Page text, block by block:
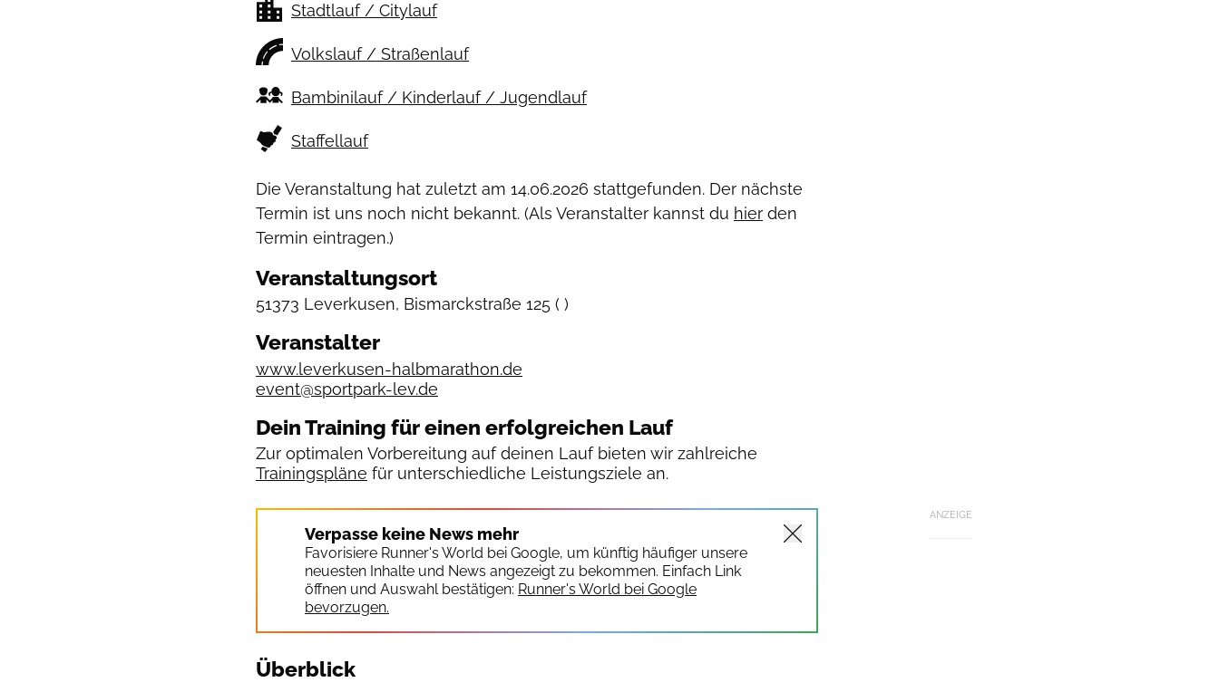
Stadtlauf / Citylauf
Volkslauf / Straßenlauf
Bambinilauf / Kinderlauf / Jugendlauf
Staffellauf
Die Veranstaltung hat zuletzt am 14.06.2026 stattgefunden. Der nächste
Termin ist uns noch nicht bekannt. (Als Veranstalter kannst du hier den
Termin eintragen.)
Veranstaltungsort
51373 Leverkusen, Bismarckstraße 125 ( )
Veranstalter
www.leverkusen-halbmarathon.de
event@sportpark-lev.de
Dein Training für einen erfolgreichen Lauf
Zur optimalen Vorbereitung auf deinen Lauf bieten wir zahlreiche
Trainingspläne für unterschiedliche Leistungsziele an.
ANZEIGE
Verpasse keine News mehr
Favorisiere Runner's World bei Google, um künftig häufiger unsere
neuesten Inhalte und News angezeigt zu bekommen. Einfach Link
öffnen und Auswahl bestätigen: Runner's World bei Google
bevorzugen.
Überblick